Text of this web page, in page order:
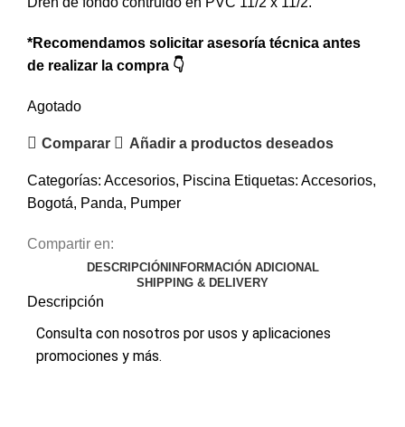
items $0
Cra. 25 #15-79, Bogotá
*Recomendamos solicitar asesoría técnica antes
de realizar la compra 👇
Agotado
Comparar Añadir a productos deseados
Categorías: Accesorios, Piscina Etiquetas: Accesorios,
Bogotá, Panda, Pumper
Compartir en:
DESCRIPCIÓN INFORMACIÓN ADICIONAL
SHIPPING & DELIVERY
Descripción
Consulta con nosotros por usos y aplicaciones
promociones y más.